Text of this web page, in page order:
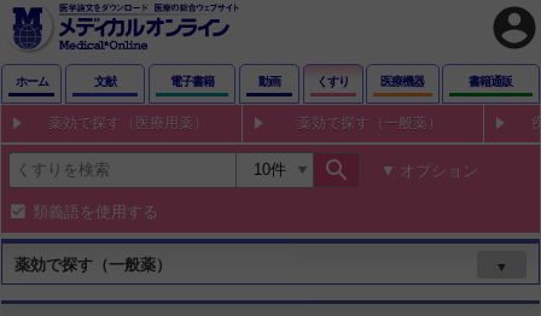
account_circle
ホーム 文献 電子書籍 動画 くすり 医療機器 書籍通販
薬効で探す（医療用薬） 薬効で探す（一般薬）
search オプション
類義語を使用する
薬効で探す（一般薬） ▼